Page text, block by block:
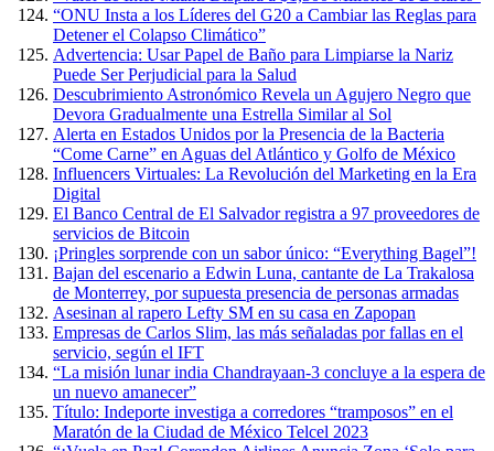
“ONU Insta a los Líderes del G20 a Cambiar las Reglas para
Detener el Colapso Climático”
Advertencia: Usar Papel de Baño para Limpiarse la Nariz
Puede Ser Perjudicial para la Salud
Descubrimiento Astronómico Revela un Agujero Negro que
Devora Gradualmente una Estrella Similar al Sol
Alerta en Estados Unidos por la Presencia de la Bacteria
“Come Carne” en Aguas del Atlántico y Golfo de México
Influencers Virtuales: La Revolución del Marketing en la Era
Digital
El Banco Central de El Salvador registra a 97 proveedores de
servicios de Bitcoin
¡Pringles sorprende con un sabor único: “Everything Bagel”!
Bajan del escenario a Edwin Luna, cantante de La Trakalosa
de Monterrey, por supuesta presencia de personas armadas
Asesinan al rapero Lefty SM en su casa en Zapopan
Empresas de Carlos Slim, las más señaladas por fallas en el
servicio, según el IFT
“La misión lunar india Chandrayaan-3 concluye a la espera de
un nuevo amanecer”
Título: Indeporte investiga a corredores “tramposos” en el
Maratón de la Ciudad de México Telcel 2023